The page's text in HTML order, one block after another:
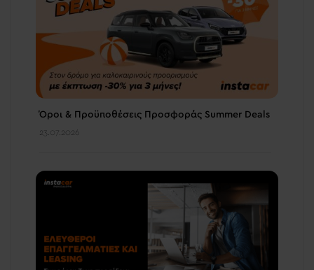
Όροι & Προϋποθέσεις Προσφοράς Summer Deals
23.07.2026